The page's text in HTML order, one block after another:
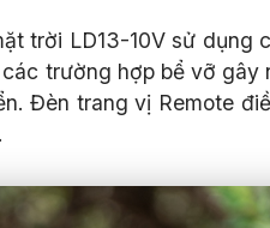
trời LD13-10V sử dụng
trường hợp bể vỡ gây
Đèn trang vị Remote